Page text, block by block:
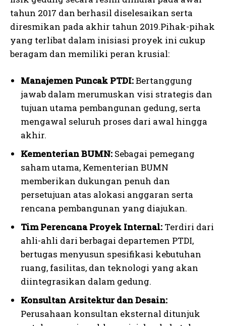
tahun 2017 dan berhasil diselesaikan serta
diresmikan pada akhir tahun 2019.Pihak-pihak
yang terlibat dalam inisiasi proyek ini cukup
beragam dan memiliki peran krusial:
Manajemen Puncak PTDI:Bertanggung
jawab dalam merumuskan visi strategis dan
tujuan utama pembangunan gedung, serta
mengawal seluruh proses dari awal hingga
akhir.
Kementerian BUMN: Sebagai pemegang
saham utama, Kementerian BUMN
memberikan dukungan penuh dan
persetujuan atas alokasi anggaran serta
rencana pembangunan yang diajukan.
Tim Perencana Proyek Internal: Terdiri dari
ahli-ahli dari berbagai departemen PTDI,
bertugas menyusun spesifikasi kebutuhan
ruang, fasilitas, dan teknologi yang akan
diintegrasikan dalam gedung.
Konsultan Arsitektur dan Desain:
Perusahaan konsultan eksternal ditunjuk